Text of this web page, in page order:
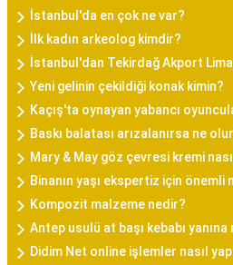
İstanbul'da en çok ne var?
İlk kadın arkeolog kimdir?
İstanbul'dan Tekirdağ Akport
Yeni gelinin çekildiği konak kimin?
Kaçış'ta oynayan yabancı
Baskı balatası arızalanırsa ne
Mary & May göz çevresi kremi
Binanın yaşı ekspertiz için önemli
Kompozit malzeme nedir?
Antep usulü at başı kebabı yanına
Didim Net online işlemler nasıl